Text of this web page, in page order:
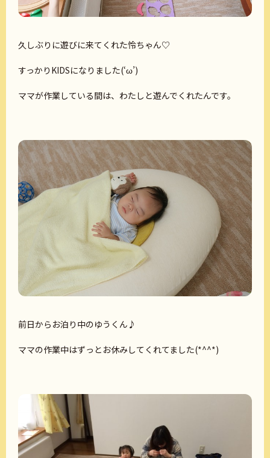
久しぶりに遊びに来てくれた怜ちゃん♡
すっかりKIDSになりました(‘ω’)
ママが作業している間は、わたしと遊んでくれたんです。
前日からお泊り中のゆうくん♪
ママの作業中はずっとお休みしてくれてました(*^^*)